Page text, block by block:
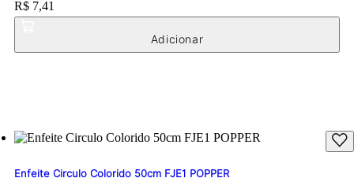
Price:
R$ 7,41
Enfeite Circulo Colorido 50cm FJE1 POPPER